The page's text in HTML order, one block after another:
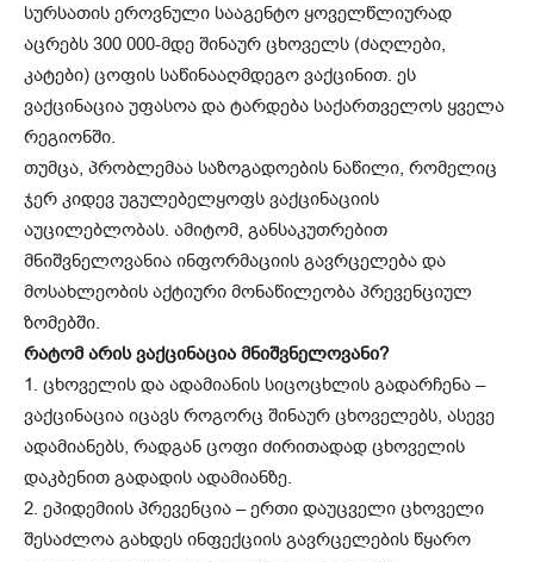
სურსათის ეროვნული სააგენტო ყოველწლიურად
აცრებს 300 000-მდე შინაურ ცხოველს (ძაღლები,
კატები) ცოფის საწინააღმდეგო ვაქცინით. ეს
ვაქცინაცია უფასოა და ტარდება საქართველოს ყველა
რეგიონში.
თუმცა, პრობლემაა საზოგადოების ნაწილი, რომელიც
ჯერ კიდევ უგულებელყოფს ვაქცინაციის
აუცილებლობას. ამიტომ, განსაკუთრებით
მნიშვნელოვანია ინფორმაციის გავრცელება და
მოსახლეობის აქტიური მონაწილეობა პრევენციულ
ზომებში.
რატომ არის ვაქცინაცია მნიშვნელოვანი?
1. ცხოველის და ადამიანის სიცოცხლის გადარჩენა –
ვაქცინაცია იცავს როგორც შინაურ ცხოველებს, ასევე
ადამიანებს, რადგან ცოფი ძირითადად ცხოველის
დაკბენით გადადის ადამიანზე.
2. ეპიდემიის პრევენცია – ერთი დაუცველი ცხოველი
შესაძლოა გახდეს ინფექციის გავრცელების წყარო